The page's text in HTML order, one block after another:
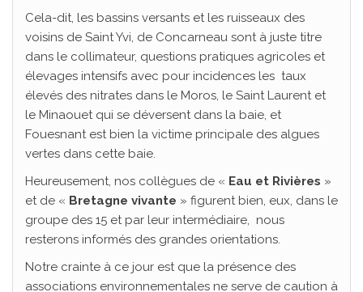
Cela-dit, les bassins versants et les ruisseaux des
voisins de Saint Yvi, de Concarneau sont à juste titre
dans le collimateur, questions pratiques agricoles et
élevages intensifs avec pour incidences les taux
élevés des nitrates dans le Moros, le Saint Laurent et
le Minaouet qui se déversent dans la baie, et
Fouesnant est bien la victime principale des algues
vertes dans cette baie.
Heureusement, nos collègues de « Eau et Rivières »
et de « Bretagne vivante » figurent bien, eux, dans le
groupe des 15 et par leur intermédiaire, nous
resterons informés des grandes orientations.
Notre crainte à ce jour est que la présence des
associations environnementales ne serve de caution à